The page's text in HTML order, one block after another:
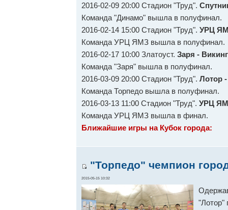
2016-02-09 20:00 Стадион "Труд".
Команда "Динамо" вышла в полуфинал.
2016-02-14 15:00 Стадион "Труд". УРЦ
Команда УРЦ ЯМЗ вышла в полуфинал.
2016-02-17 10:00 Златоуст. Заря - Викинг
Команда "Заря" вышла в полуфинал.
2016-03-09 20:00 Стадион "Труд". Лотор
Команда Торпедо вышла в полуфинал.
2016-03-13 11:00 Стадион "Труд". УРЦ
Команда УРЦ ЯМЗ вышла в финал.
Ближайшие игры на Кубок города:
"Торпедо" чемпион
2015-05-15 10:32
"Лотор"